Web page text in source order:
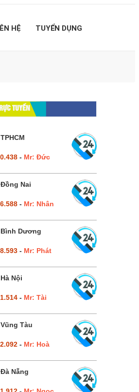
HỆ TUYỂN DỤNG
TUYẾN
- Mr: Đức
Nai
- Mr: Nhân
Bình Dương
- Mr: Phát
Nội
- Mr: Tài
Tàu
- Mr: Hoà
Nẵng